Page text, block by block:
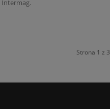
Strona 1 z 3